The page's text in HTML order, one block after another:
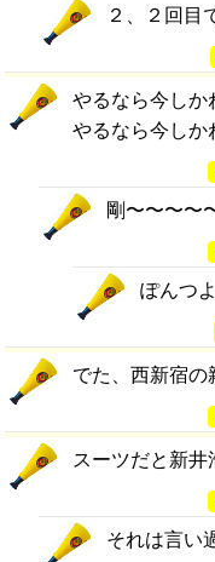
２、２回目
やるなら今しか
やるなら今しか
剛〜〜〜〜〜
ぽんつ
でた、西新宿
スーツだと新
それは言い